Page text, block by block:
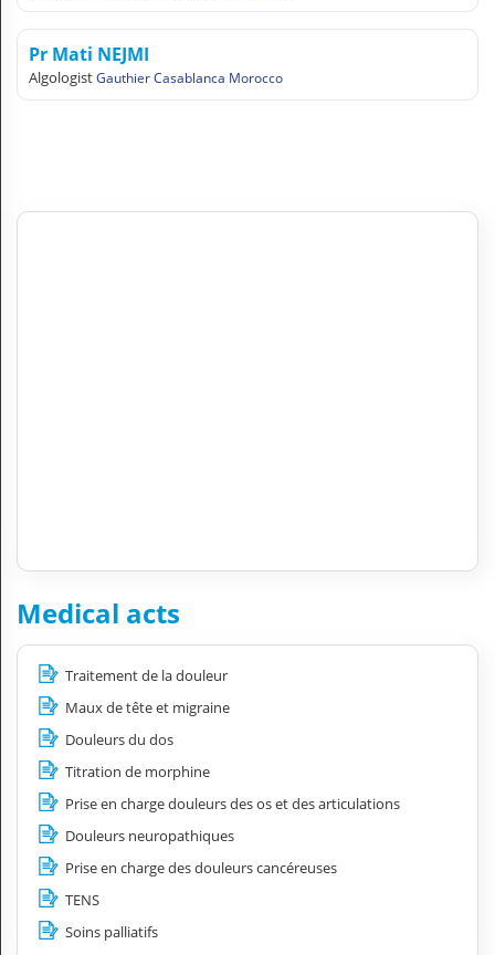
Pr Mati NEJMI
AlgologistGauthier Casablanca Morocco
Medical acts
Traitement de la douleur
Maux de tête et migraine
Douleurs du dos
Titration de morphine
Prise en charge douleurs des os et des articulations
Douleurs neuropathiques
Prise en charge des douleurs cancéreuses
TENS
Soins palliatifs